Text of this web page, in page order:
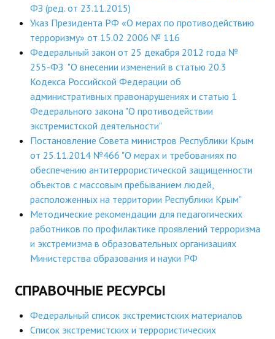
Повышение квалификации
КОНТАКТЫ
ФЗ (ред. от 23.11.2015)
Указ Президента РФ «О мерах по противодействию
терроризму» от 15.02 2006 № 116
Федеральный закон от 25 декабря 2012 года №
255-ФЗ "О внесении изменений в статью 20.3
Кодекса Российской Федерации об
административных правонарушениях и статью 1
Федерального закона "О противодействии
экстремистской деятельности"
Постановление Совета министров Республики Крым
от 25.11.2014 №466 "О мерах и требованиях по
обеспечению антитеррористической защищенности
объектов с массовым пребыванием людей,
расположенных на территории Республики Крым"
Методические рекомендации для педагогических
работников по профилактике проявлений терроризма
и экстремизма в образовательных организациях
Министерства образования и науки РФ
СПРАВОЧНЫЕ РЕСУРСЫ
Федеральный список экстремистских материалов
Список экстремистских и террористических